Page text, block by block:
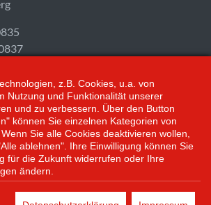
14:30-18:00
z.B. Cookies, u.a. von
Nutzung und Funktionalität unserer
und zu verbessern. Über den Button
können Sie einzelnen Kategorien von
Sie alle Cookies deaktivieren wollen,
ablehnen". Ihre Einwilligung können Sie
für die Zukunft widerrufen oder Ihre
ändern.